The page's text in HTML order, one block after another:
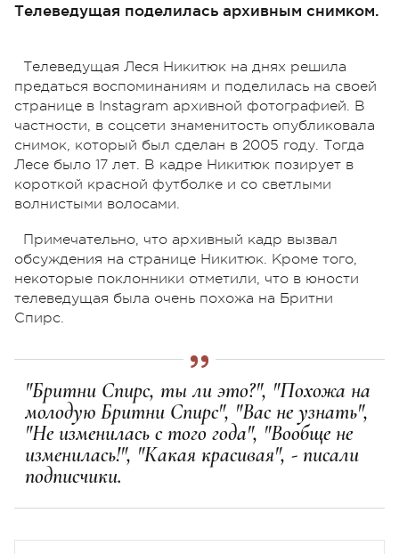
Телеведущая поделилась архивным снимком.
Телеведущая Леся Никитюк на днях решила
предаться воспоминаниям и поделилась на своей
странице в Instagram архивной фотографией. В
частности, в соцсети знаменитость опубликовала
снимок, который был сделан в 2005 году. Тогда
Лесе было 17 лет. В кадре Никитюк позирует в
короткой красной футболке и со светлыми
волнистыми волосами.
Примечательно, что архивный кадр вызвал
обсуждения на странице Никитюк. Кроме того,
некоторые поклонники отметили, что в юности
телеведущая была очень похожа на Бритни
Спирс.
"Бритни Спирс, ты ли это?", "Похожа на
молодую Бритни Спирс", "Вас не узнать",
"Не изменилась с того года", "Вообще не
изменилась!", "Какая красивая", - писали
подписчики.